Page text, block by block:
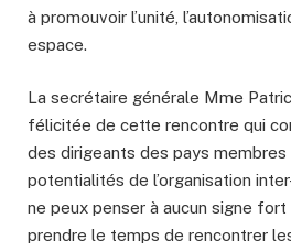
à promouvoir l’unité,
espace.
La secrétaire générale Mme
félicitée de cette rencontre qui
des dirigeants des pays membres
potentialités de l’organisation
ne peux penser à aucun signe
prendre le temps de rencontrer